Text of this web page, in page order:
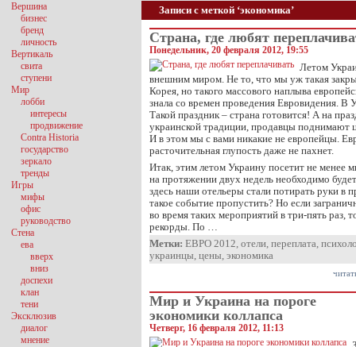
Записи с меткой ‘экономика’
Страна, где любят
Понедельник, 20 февраля 2012, 19:55
Летом
внешним миром. Не то, что мы уж такая
Корея, но такого массового наплыва
знала со времен проведения Евровидения. В
Такой праздник – страна готовится! А на
украинской традиции, продавцы
И в этом мы с вами никакие не европейцы.
расточительная глупость даже не пахнет.
Итак, этим летом Украину посетит не менее
на протяжении двух недель необходимо
здесь наши отельеры стали потирать руки в
такое событие пропустить? Но если
во время таких мероприятий в три-пять раз,
рекорды. По …
Метки: ЕВРО 2012, отели, переплата,
украинцы, цены, экономика
Мир и Украина на пороге
экономики коллапса
Четверг, 16 февраля 2012, 11:13
Вершина
бизнес
бренд
личность
Вертикаль
свита
ступени
Мир
лобби
интересы
продвижение
Contra Historia
государство
зеркало
тренды
Игры
мифы
офис
руководство
Стена
ева
вверх
вниз
доспехи
клан
тени
Эксклюзив
диалог
мнение